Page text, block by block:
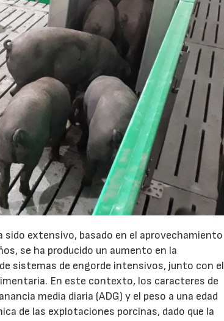
sido extensivo, basado en el aprovechamiento
se ha producido un aumento en la
sistemas de engorde intensivos, junto con el
En este contexto, los caracteres de
media diaria (ADG) y el peso a una edad
de las explotaciones porcinas, dado que la
07/2026 23/07/2026